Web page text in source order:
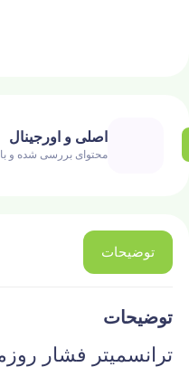
اصلی و اورجینال
محتوای بررسی شده و
توضیحات
توضیحات
ترانسمیتر فشار